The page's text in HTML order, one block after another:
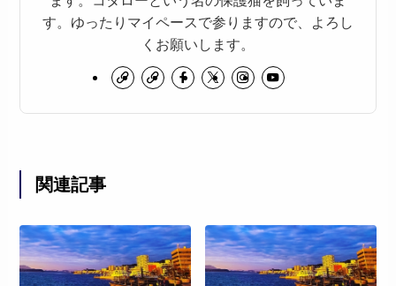
す。ゆったりマイペースで参りますので、よろし
くお願いします。
関連記事